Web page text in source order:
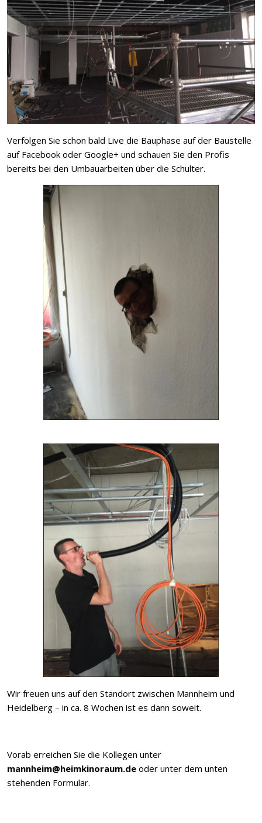
Verfolgen Sie schon bald Live die Bauphase auf der Baustelle
auf Facebook oder Google+ und schauen Sie den Profis
bereits bei den Umbauarbeiten über die Schulter.
Wir freuen uns auf den Standort zwischen Mannheim und
Heidelberg – in ca. 8 Wochen ist es dann soweit.
Vorab erreichen Sie die Kollegen unter
mannheim@heimkinoraum.de oder unter dem unten
stehenden Formular.